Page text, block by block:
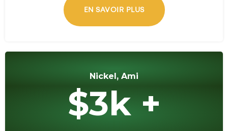
EN SAVOIR PLUS
Nickel, Ami
$3k +